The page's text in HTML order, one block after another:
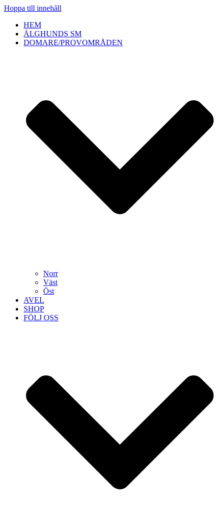
Hoppa till innehåll
HEM
ÄLGHUNDS SM
DOMARE/PROVOMRÅDEN
Norr
Väst
Öst
AVEL
SHOP
FÖLJ OSS